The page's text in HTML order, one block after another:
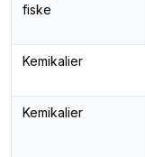
fiske
Kemikalier
Kemikalier